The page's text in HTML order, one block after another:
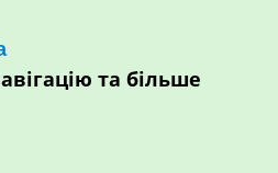
та більше